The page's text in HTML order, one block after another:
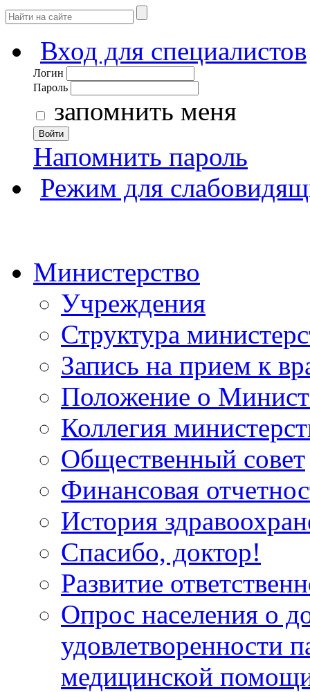
Вход для специалистов
Логин
Пароль
запомнить меня
Войти
Напомнить пароль
Режим для
Министерство
Учреждения
Структура
Запись на прием к
Положение о
Коллегия
Общественный совет
Финансовая
История
Спасибо, доктор!
Развитие
Опрос населения о
удовлетворенности
медицинской